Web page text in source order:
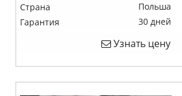
Страна
Польша
Гарантия
30 дней
Узнать цену